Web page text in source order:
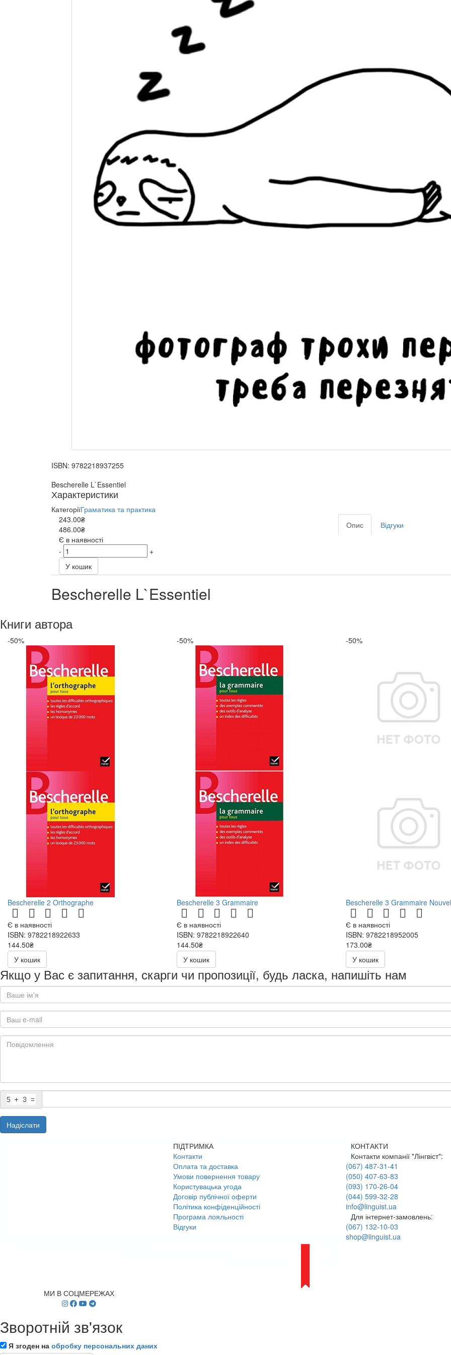
ISBN: 9782218937255
Bescherelle L`Essentiel
Характеристики
КатегоріїГраматика та практика
243.00₴
486.00₴
Є в наявності
-
+
У кошик
Опис Відгуки
Bescherelle L`Essentiel
Книги автора
-50%
Bescherelle 2 Orthographe
Є в наявності
ISBN: 9782218922633
144.50₴
289.00₴
У кошик
-50%
Bescherelle 3 Grammaire
Є в наявності
ISBN: 9782218922640
144.50₴
289.00₴
У кошик
-50%
Bescherelle 3 Grammaire
Є в наявності
ISBN: 9782218952005
173.00₴
346.00₴
У кошик
Якщо у Вас є запитання, скарги чи пропозиції, будь ласка, напишіть нам
Надіслати
МИ В СОЦМЕРЕЖАХ
ПІДТРИМКА
Контакти
Оплата та доставка
Умови повернення товару
Користувацька угода
Договір публічної оферти
Політика конфіденційності
Програма лояльності
Відгуки
КОНТАКТИ
Контакти компанії "Лінгвіст":
(067) 487-31-41
(050) 407-63-83
(093) 170-26-04
(044) 599-32-28
info@linguist.ua
Для інтернет-замовлень:
(067) 132-10-03
shop@linguist.ua
Зворотній зв'язок
Я згоден на обробку персональних даних